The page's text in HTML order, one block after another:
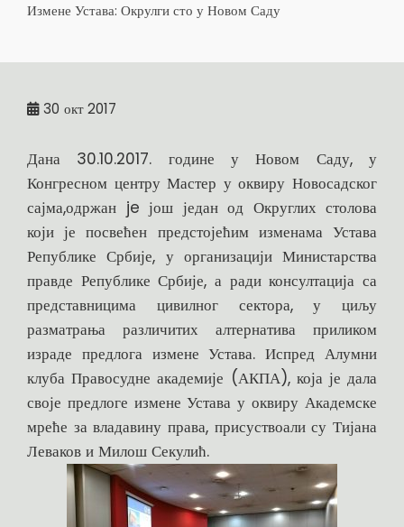
Измене Устава: Окрулги сто у Новом Саду
30 окт 2017
Дана 30.10.2017. године у Новом Саду, у
Конгресном центру Мастер у оквиру Новосадског
сајма,одржан je још један од Округлих столова
који је посвећен предстојећим изменама Устава
Републике Србије, у организацији Министарства
правде Републике Србије, а ради консултација са
представницима цивилног сектора, у циљу
разматрања различитих алтернатива приликом
израде предлога измене Устава. Испред Алумни
клуба Правосудне академије (АКПА), која је дала
своје предлоге измене Устава у оквиру Академске
мреће за владавину права, присуствоали су Тијана
Леваков и Милош Секулић.